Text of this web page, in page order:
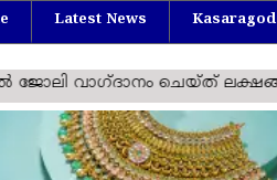
Latest News Kasaragod